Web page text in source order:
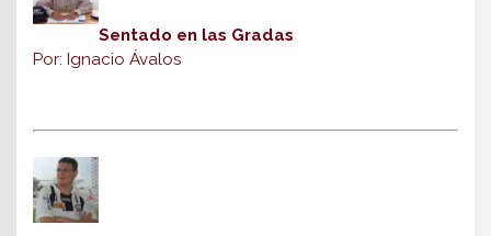
Sentado en las Gradas
Por: Ignacio Ávalos